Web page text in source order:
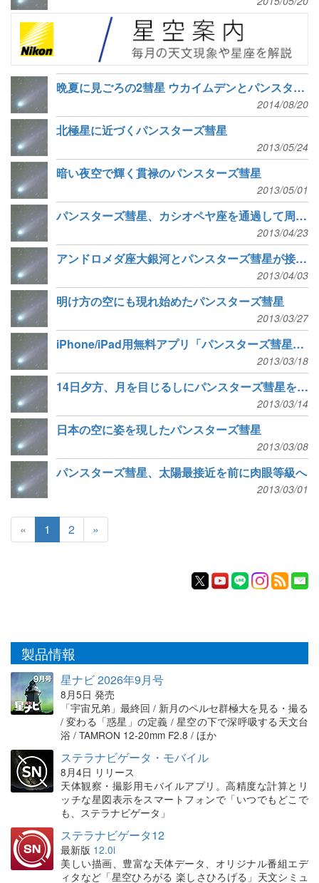
晩夏に見ごろの2彗星 ウカイムデンとパンスターズ
2014/08/20
北極星に近づくパンスターズ彗星
2013/05/24
暗い夜空で輝く貫禄のパンスターズ彗星
2013/05/01
パンスターズ彗星、カシオペヤ座を通過して周極星に
2013/04/23
アンドロメダ座大銀河とパンスターズ彗星が接近中
2013/04/03
明け方の空にも現れ始めたパンスターズ彗星
2013/03/27
iPhone/iPad用無料アプリ「パンスターズ彗星を見よう」公開
2013/03/18
14日夕方、月を目じるしにパンスターズ彗星を探そう
2013/03/14
日本の空に姿を現したパンスターズ彗星
2013/03/08
パンスターズ彗星、太陽最接近を前に肉眼等級へ
2013/03/01
« 1 2 »
製品情報
星ナビ 2026年9月号
8月5日 発売
「宇宙兄弟」最終回 / 新月のペルセ群極大を見る・撮る
/ 変わる「惑星」の定義 / 星空の下で深呼吸する天文台
浴 / TAMRON 12-20mm F2.8 / ほか
ステラナビゲータ・モバイル
8月4日 リリース
天体観察・撮影用モバイルアプリ。高精度な計算とリ
ッチな星図表示をスマートフォンで「いつでもどこで
も、ステラナビゲータ」
ステラナビゲータ12
最新版 12.0i
美しい描画、豊富な天体データ、オリジナル番組エデ
ィタなど「星空ひろがる 楽しさひろげる」天文シミュ